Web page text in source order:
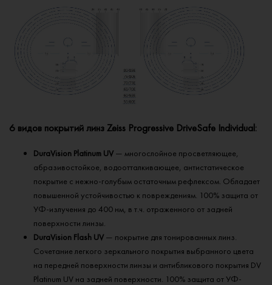
6 видов покрытий линз Zeiss Progressive DriveSafe Individual:
DuraVision Platinum UV — многослойное просветляющее,
абразивостойкое, водоотталкивающее, антистатическое
покрытие с нежно-голубым остаточным рефлексом. Обладает
повышенной устойчивостью к повреждениям. 100% защита от
УФ-излучения до 400 нм, в т.ч. отраженного от задней
поверхности линзы.
DuraVision Flash UV — покрытие для тонированных линз.
Сочетание легкого зеркального покрытия выбранного цвета
на передней поверхности линзы и антибликового покрытия DV
Platinum UV на задней поверхности. 100% защита от УФ-